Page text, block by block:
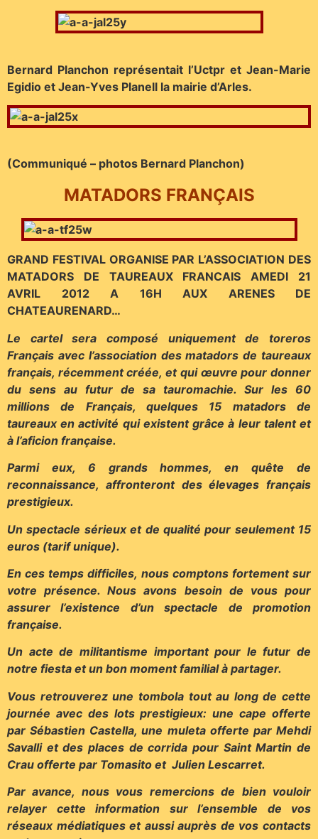
Bernard Planchon représentait l’Uctpr et Jean-Marie
Egidio et Jean-Yves Planell la mairie d’Arles.
(Communiqué – photos Bernard Planchon)
MATADORS FRANÇAIS
GRAND FESTIVAL ORGANISE PAR L’ASSOCIATION DES
MATADORS DE TAUREAUX FRANCAISAMEDI 21
AVRIL 2012 A 16H AUX ARENES DE
CHATEAURENARD…
Le cartel sera composé uniquement de toreros
Français avec l’association des matadors de taureaux
français, récemment créée, et qui œuvre pour donner
du sens au futur de sa tauromachie. Sur les 60
millions de Français, quelques 15 matadors de
taureaux en activité qui existent grâce à leur talent et
à l’aficion française.
Parmi eux, 6 grands hommes, en quête de
reconnaissance, affronteront des élevages français
prestigieux.
Un spectacle sérieux et de qualité pour seulement 15
euros (tarif unique).
En ces temps difficiles, nous comptons fortement sur
votre présence. Nous avons besoin de vous pour
assurer l’existence d’un spectacle de promotion
française.
Un acte de militantisme important pour le futur de
notre fiesta et un bon moment familial à partager.
Vous retrouverez une tombola tout au long de cette
journée avec des lots prestigieux: une cape offerte
par Sébastien Castella, une muleta offerte par Mehdi
Savalli et des places de corrida pour Saint Martin de
Crau offerte par Tomasito et Julien Lescarret.
Par avance, nous vous remercions de bien vouloir
relayer cette information sur l’ensemble de vos
réseaux médiatiques et aussi auprès de vos contacts